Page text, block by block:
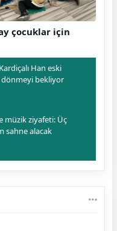
çocuklar için
Han eski
bekliyor
müzik ziyafeti: Üç
sahne alacak